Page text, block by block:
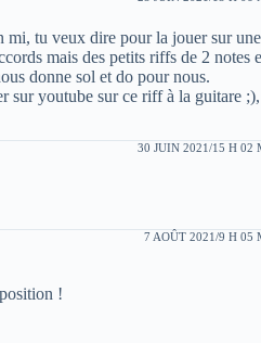
mi, tu veux dire pour la jouer sur
mais des petits riffs de 2
donne sol et do pour nous.
sur youtube sur ce riff à la guitare
30 JUIN 2021/15 H 02
7 AOÛT 2021/9 H 05
!